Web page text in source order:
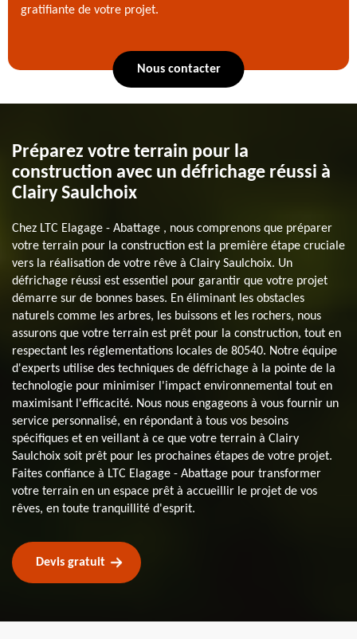
gratifiante de votre projet.
Nous contacter
Préparez votre terrain pour la
construction avec un défrichage réussi à
Clairy Saulchoix
Chez LTC Elagage - Abattage , nous comprenons que préparer
votre terrain pour la construction est la première étape cruciale
vers la réalisation de votre rêve à Clairy Saulchoix. Un
défrichage réussi est essentiel pour garantir que votre projet
démarre sur de bonnes bases. En éliminant les obstacles
naturels comme les arbres, les buissons et les rochers, nous
assurons que votre terrain est prêt pour la construction, tout en
respectant les réglementations locales de 80540. Notre équipe
d'experts utilise des techniques de défrichage à la pointe de la
technologie pour minimiser l'impact environnemental tout en
maximisant l'efficacité. Nous nous engageons à vous fournir un
service personnalisé, en répondant à tous vos besoins
spécifiques et en veillant à ce que votre terrain à Clairy
Saulchoix soit prêt pour les prochaines étapes de votre projet.
Faites confiance à LTC Elagage - Abattage pour transformer
votre terrain en un espace prêt à accueillir le projet de vos
rêves, en toute tranquillité d'esprit.
Devis gratuit